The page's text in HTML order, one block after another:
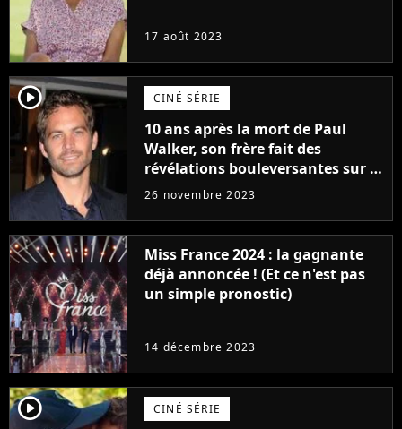
17 août 2023
player2 CINÉ SÉRIE
10 ans après la mort de Paul
Walker, son frère fait des
révélations bouleversantes sur la
réaction des acteurs de Fast and
26 novembre 2023
Miss France 2024 : la gagnante
déjà annoncée ! (Et ce n'est pas
un simple pronostic)
14 décembre 2023
player2 CINÉ SÉRIE